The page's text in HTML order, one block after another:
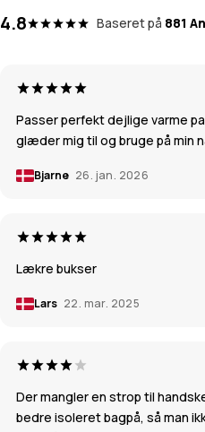
4.8 Baseret på 881
Passer perfekt dejlige varme
glæder mig til og bruge på min
Bjarne 26. jan. 2026
Lækre bukser
Lars 22. mar. 2025
Der mangler en strop til
bedre isoleret bagpå, så man